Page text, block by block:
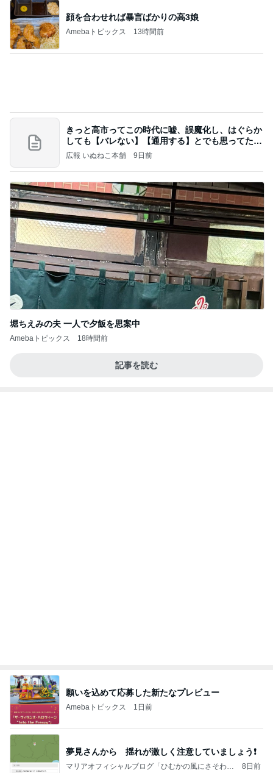
顔を合わせれば暴言ばかりの高3娘
Amebaトピックス 13時間前
きっと高市ってこの時代に嘘、誤魔化し、はぐらか
しても【バレない】【通用する】とでも思ってたん
だろ
広報 いぬねこ本舗 9日前
堀ちえみの夫 一人で夕飯を思案中
Amebaトピックス 18時間前
記事を読む
願いを込めて応募した新たなプレビュー
Amebaトピックス 1日前
夢見さんから 揺れが激しく注意していましょう❗️
マリアオフィシャルブログ「ひむかの風にさそわれ
8日前